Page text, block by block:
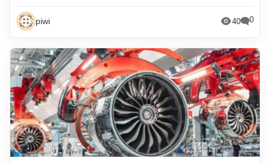
piwi 40 0